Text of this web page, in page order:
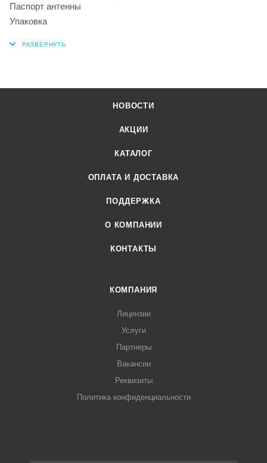
Паспорт антенны
Упаковка
НОВОСТИ
АКЦИИ
КАТАЛОГ
ОПЛАТА И ДОСТАВКА
ПОДДЕРЖКА
О КОМПАНИИ
КОНТАКТЫ
КОМПАНИЯ
Лицензии
Услуги
Партнеры
Вакансии
Реквизиты
Политика конфиденциальности